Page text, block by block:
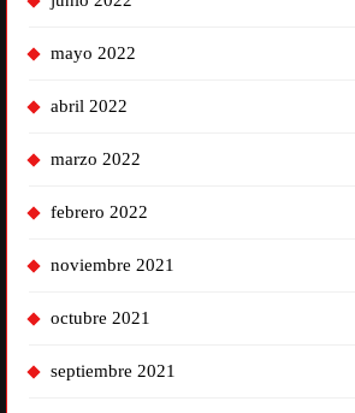
mayo 2022
abril 2022
marzo 2022
febrero 2022
noviembre 2021
octubre 2021
septiembre 2021